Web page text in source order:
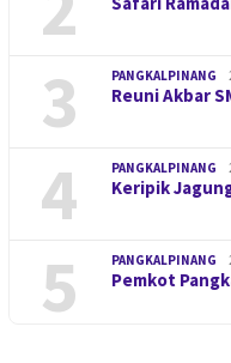
3 PANGKALPINANG
Reuni Akbar
4 PANGKALPINANG
Keripik
5 PANGKALPINANG
Pemkot